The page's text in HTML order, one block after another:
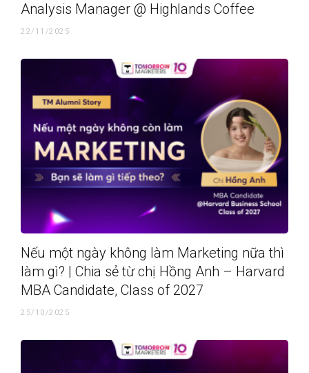
Analysis Manager @ Highlands Coffee
22/11/2025
Nếu một ngày không làm Marketing nữa thì
làm gì? | Chia sẻ từ chị Hồng Anh – Harvard
MBA Candidate, Class of 2027
25/10/2025